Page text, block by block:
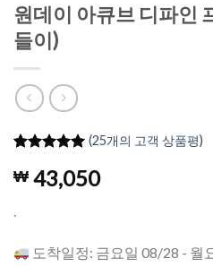
원데이 아큐브 디파인
들이)
고객 평가
를 기준으
점에
(25개의 고객 상품평)
₩ 43,050
.
도착일정: 금요일 08/28 - 월